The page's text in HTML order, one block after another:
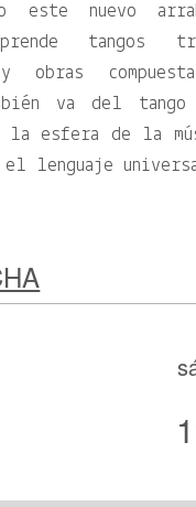
este nuevo
tangos
y obras
va del tango
la esfera de la
el lenguaje